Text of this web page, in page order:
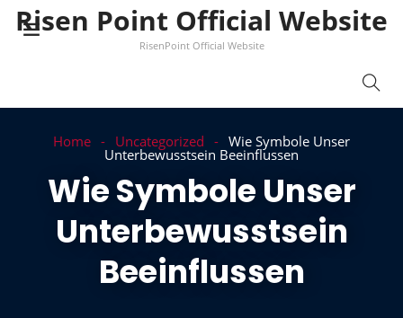
Risen Point Official Website
RisenPoint Official Website
Home Uncategorized Wie Symbole Unser
Unterbewusstsein Beeinflussen
Wie Symbole Unser
Unterbewusstsein
Beeinflussen